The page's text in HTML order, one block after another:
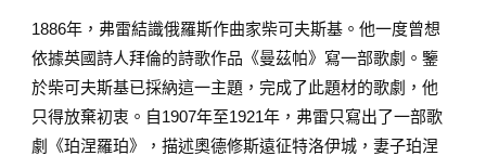
1886年，弗雷結識俄羅斯作曲家柴可夫斯基。他一度曾想
依據英國詩人拜倫的詩歌作品《曼茲帕》寫一部歌劇。鑒
於柴可夫斯基已採納這一主題，完成了此題材的歌劇，他
只得放棄初衷。自1907年至1921年，弗雷只寫出了一部歌
劇《珀涅羅珀》，描述奧德修斯遠征特洛伊城，妻子珀涅